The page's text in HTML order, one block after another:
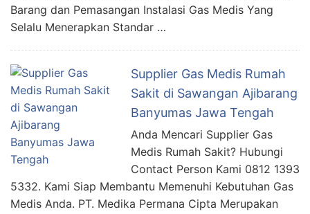
Barang dan Pemasangan Instalasi Gas Medis Yang
Selalu Menerapkan Standar …
Supplier Gas Medis Rumah
Sakit di Sawangan Ajibarang
Banyumas Jawa Tengah
Anda Mencari Supplier Gas
Medis Rumah Sakit? Hubungi
Contact Person Kami 0812 1393
5332. Kami Siap Membantu Memenuhi Kebutuhan Gas
Medis Anda. PT. Medika Permana Cipta Merupakan